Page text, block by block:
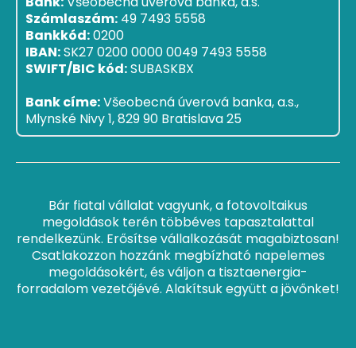
Számlaszám: 49 7493 5558
Bankkód:0200
IBAN:SK27 0200 0000 0049 7493 5558
SWIFT/BIC kód:SUBASKBX
Bank címe:Všeobecná úverová banka, a.s.,
Mlynské Nivy 1, 829 90 Bratislava 25
Bár fiatal vállalat vagyunk, a fotovoltaikus
megoldások terén többéves tapasztalattal
rendelkezünk. Erősítse vállalkozását magabiztosan!
Csatlakozzon hozzánk megbízható napelemes
megoldásokért, és váljon a tisztaenergia-
forradalom vezetőjévé. Alakítsuk együtt a jövőnket!